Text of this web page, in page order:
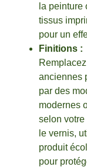
la peinture
tissus
pour un
Finitions :
anciennes
par des
modernes
selon votre
le vernis,
produit
pour